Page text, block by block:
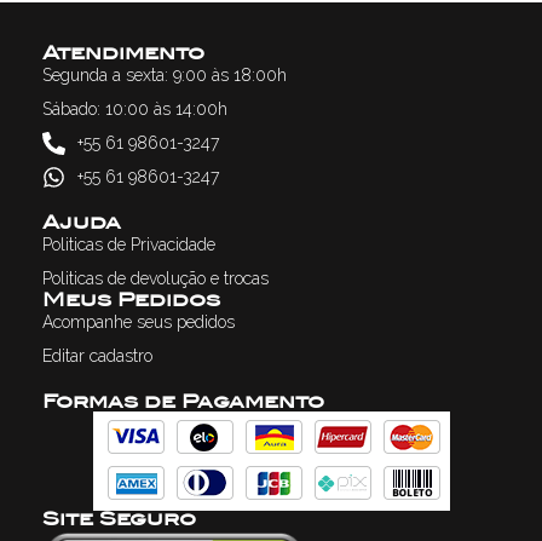
Atendimento
Segunda a sexta: 9:00 às 18:00h
Sábado: 10:00 às 14:00h
+55 61 98601-3247
+55 61 98601-3247
Ajuda
Politicas de Privacidade
Politicas de devolução e trocas
Meus Pedidos
Acompanhe seus pedidos
Editar cadastro
Formas de Pagamento
Site Seguro